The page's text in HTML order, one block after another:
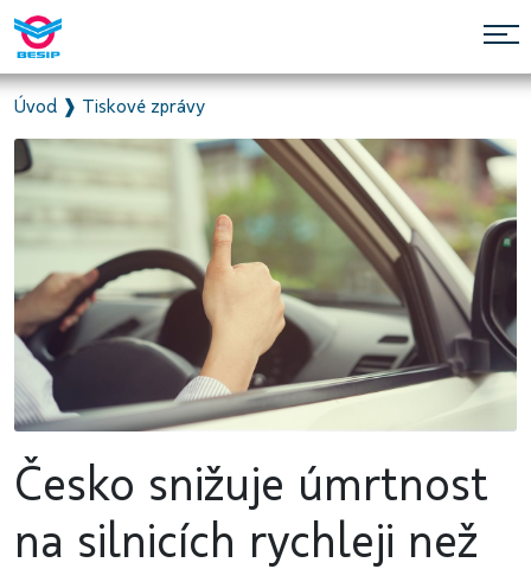
Úvod ❱ Tiskové zprávy
Česko snižuje úmrtnost
na silnicích rychleji než